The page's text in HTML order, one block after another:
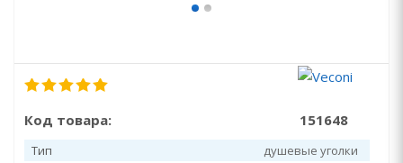
Код товара: 151648
Тип
душевые уголки